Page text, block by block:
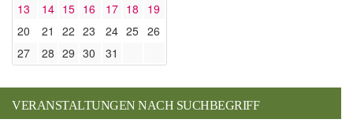
13
14 15 16 17 18
19
20
21 22 23 24 25 26
27
28 29 30 31
VERANSTALTUNGEN NACH SUCHBEGRIFF